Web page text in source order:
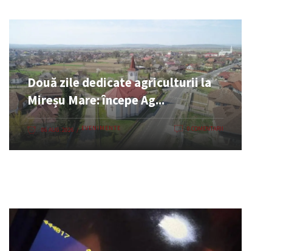
Două zile dedicate agriculturii la
Mireșu Mare: începe Ag...
06 AUG. 2026 EVENIMENTE 0 COMENTARII